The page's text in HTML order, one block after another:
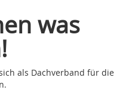
was
als Dachverband für die